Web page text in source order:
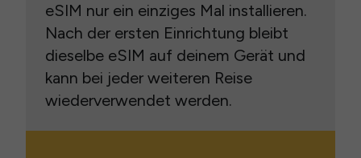
eSIM nur ein einziges Mal installieren.
Nach der ersten Einrichtung bleibt
dieselbe eSIM auf deinem Gerät und
kann bei jeder weiteren Reise
wiederverwendet werden.